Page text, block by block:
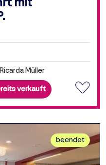
Müller
verkauft
beendet